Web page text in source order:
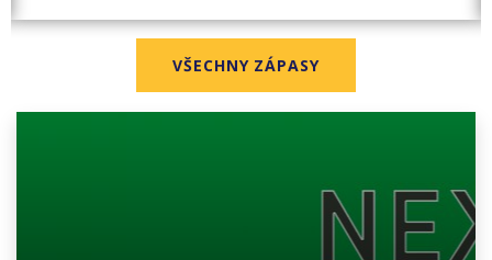
VŠECHNY ZÁPASY